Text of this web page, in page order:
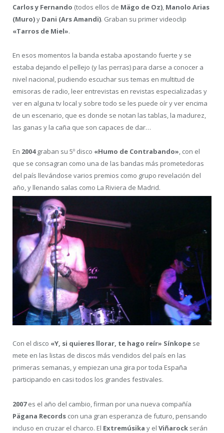
Carlos y Fernando (todos ellos de Mägo de Oz), Manolo Arias
(Muro)y Dani (Ars Amandi). Graban su primer videoclip
«Tarros de Miel».
En esos momentos la banda estaba apostando fuerte y se
estaba dejando el pellejo (y las perras) para darse a conocer a
nivel nacional, pudiendo escuchar sus temas en multitud de
emisoras de radio, leer entrevistas en revistas especializadas y
ver en alguna tv local y sobre todo se les puede oír y ver encima
de un escenario, que es donde se notan las tablas, la madurez,
las ganas y la caña que son capaces de dar…
En 2004graban su 5º disco «Humo de Contrabando», con el
que se consagran como una de las bandas más prometedoras
del país llevándose varios premios como grupo revelación del
año, y llenando salas como La Riviera de Madrid.
Con el disco «Y, si quieres llorar, te hago reír» Sínkope se
mete en las listas de discos más vendidos del país en las
primeras semanas, y empiezan una gira por toda España
participando en casi todos los grandes festivales.
2007es el año del cambio, firman por una nueva compañía
Pägana Records con una gran esperanza de futuro, pensando
incluso en cruzar el charco. El Extremúsika y el Viñarock serán